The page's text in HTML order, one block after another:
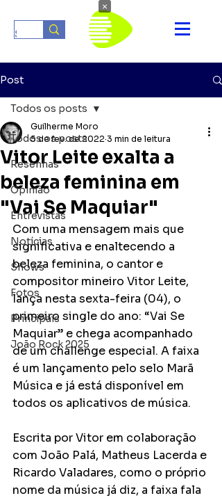
Post
Todos os posts
Resenhas
Opinião
Entrevistas
Notícias
Shows
Fotos
Principais
João Rock 2025
Todos os posts
Vitor Leite exalta a
beleza feminina em
"Vai Se Maquiar"
Guilherme Moro
5 de fev. de 2022 3 min de leitura
Com uma mensagem mais que
significativa e enaltecendo a
beleza feminina, o cantor e
compositor mineiro Vitor Leite,
lança nesta sexta-feira (04), o
primeiro single do ano: “Vai Se
Maquiar” e chega acompanhado
de um challenge especial. A faixa
é um lançamento pelo selo Marã
Música e já está disponível em
todos os aplicativos de música.
Escrita por Vitor em colaboração
com João Palá, Matheus Lacerda e
Ricardo Valadares, como o próprio
nome da música já diz, a faixa fala
×